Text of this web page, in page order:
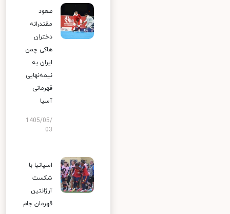
صعود
مقتدرانه
دختران
هاکی چمن
ایران به
نیمه‌نهایی
قهرمانی
آسیا
1405/05/
03
اسپانیا با
شکست
آرژانتین
قهرمان جام